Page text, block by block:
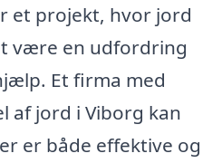
et projekt, hvor jord
være en udfordring
Et firma med
af jord i Viborg kan
er både effektive og